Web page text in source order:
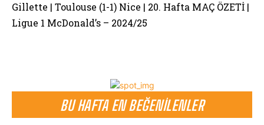
BU HAFTA EN BEĞENILENLER
Gillette | Toulouse (1-1) Nice | 20. Hafta MAÇ ÖZETİ |
Ligue 1 McDonald’s – 2024/25